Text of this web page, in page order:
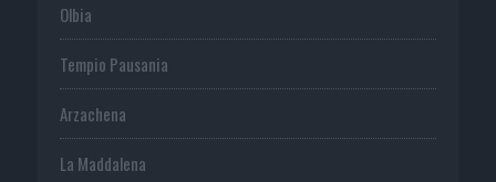
Olbia
Tempio Pausania
Arzachena
La Maddalena